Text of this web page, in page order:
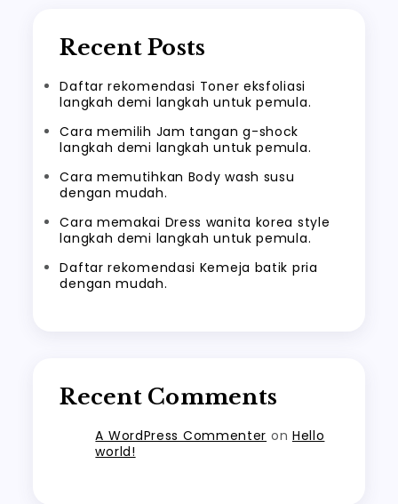
Recent Posts
Daftar rekomendasi Toner eksfoliasi
langkah demi langkah untuk pemula.
Cara memilih Jam tangan g-shock
langkah demi langkah untuk pemula.
Cara memutihkan Body wash susu
dengan mudah.
Cara memakai Dress wanita korea style
langkah demi langkah untuk pemula.
Daftar rekomendasi Kemeja batik pria
dengan mudah.
Recent Comments
A WordPress Commenter on Hello
world!